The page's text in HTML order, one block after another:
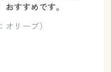
すすめです。
リーブ）